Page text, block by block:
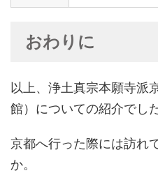
おわりに
以上、浄土真宗本願寺派
館）についての紹介でした
京都へ行った際には訪れ
か。